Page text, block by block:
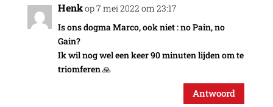
Henkop 7 mei 2022 om 23:17
Is ons dogma Marco, ook niet : no Pain, no
Gain?
Ik wil nog wel een keer 90 minuten lijden om te
triomferen 🙏
Antwoord